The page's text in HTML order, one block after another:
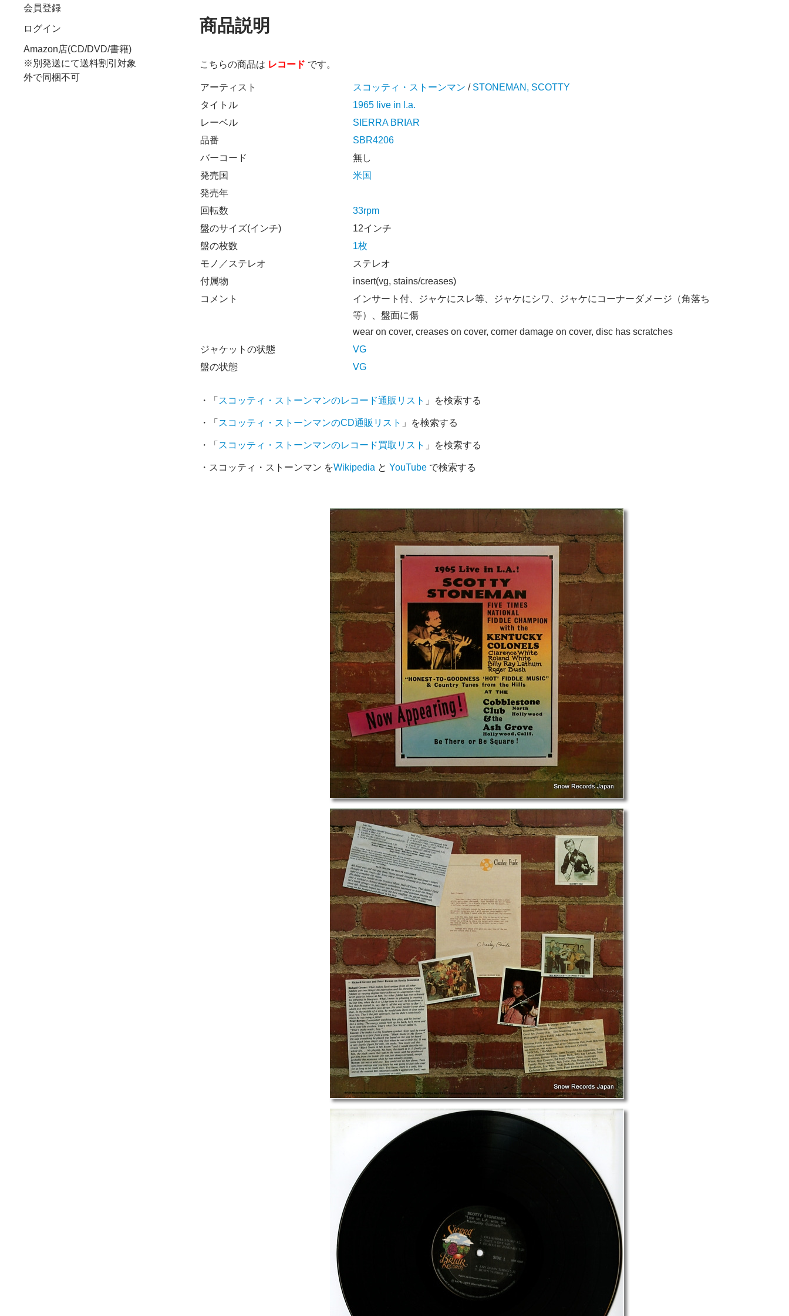
会員登録
ログイン
Amazon店(CD/DVD/書籍)
※別発送にて送料割引対象
外で同梱不可
商品説明
こちらの商品は レコード です。
アーティスト スコッティ・ストーンマン / STONEMAN, SCOTTY
タイトル
1965 live in l.a.
レーベル
SIERRA BRIAR
品番
SBR4206
バーコード
無し
発売国
米国
発売年
回転数
33rpm
盤のサイズ(インチ)
12インチ
盤の枚数
1枚
モノ／ステレオ
ステレオ
付属物
insert(vg, stains/creases)
コメント
インサート付、ジャケにスレ等、ジャケにシワ、ジャケにコーナーダメージ（角落ち
等）、盤面に傷
wear on cover, creases on cover, corner damage on cover, disc has scratches
ジャケットの状態
VG
盤の状態
VG
・「 スコッティ・ストーンマンのレコード通販リスト 」を検索する
・「 スコッティ・ストーンマンのCD通販リスト 」を検索する
・「 スコッティ・ストーンマンのレコード買取リスト 」を検索する
・スコッティ・ストーンマン をWikipedia と YouTube で検索する